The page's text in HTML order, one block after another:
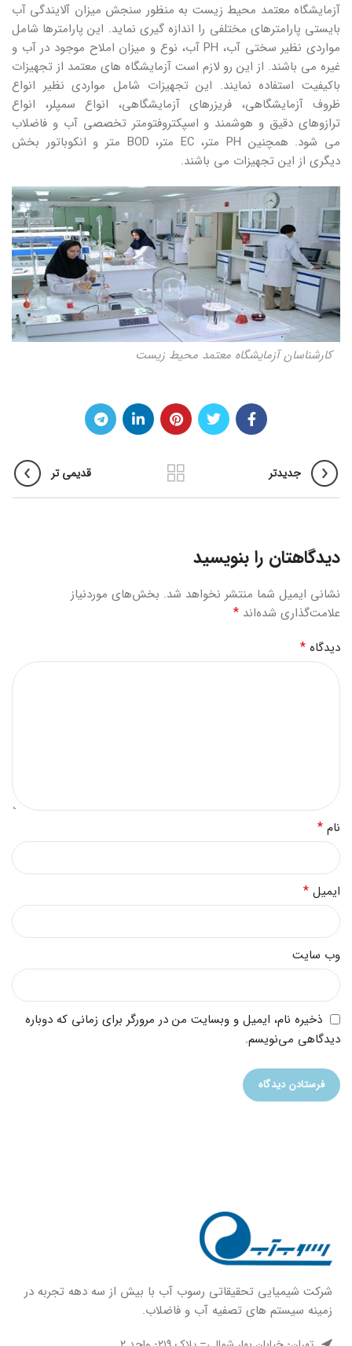
آزمایشگاه معتمد محیط زیست به منظور سنجش میزان آلایندگی آب
بایستی پارامترهای مختلفی را اندازه گیری نماید. این پارامترها شامل
مواردی نظیر سختی آب، PH آب، نوع و میزان املاح موجود در آب و
غیره می باشند. از این رو لازم است آزمایشگاه های معتمد از تجهیزات
باکیفیت استفاده نمایند. این تجهیزات شامل مواردی نظیر انواع
ظروف آزمایشگاهی، فریزرهای آزمایشگاهی، انواع سمپلر، انواع
ترازوهای دقیق و هوشمند و اسپکتروفتومتر تخصصی آب و فاضلاب
می شود. همچنین PH متر، EC متر، BOD متر و انکوباتور بخش
دیگری از این تجهیزات می باشند.
کارشناسان آزمایشگاه معتمد محیط زیست
جدیدتر قدیمی تر
دیدگاهتان را بنویسید
نشانی ایمیل شما منتشر نخواهد شد. بخش‌های موردنیاز
علامت‌گذاری شده‌اند *
دیدگاه *
نام *
ایمیل *
وب‌ سایت
ذخیره نام، ایمیل و وبسایت من در مرورگر برای زمانی که دوباره
دیدگاهی می‌نویسم.
شركت شيميايى تحقیقاتی رسوب آب با بيش از سه دهه تجربه در
زمينه سيستم هاى تصفيه آب و فاضلاب.